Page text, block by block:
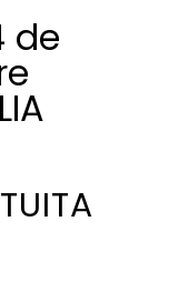
de